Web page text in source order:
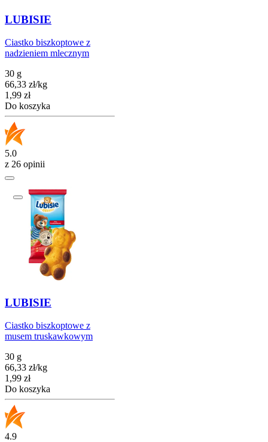
LUBISIE
Ciastko biszkoptowe z
nadzieniem mlecznym
30 g
66,33 zł/kg
Cena
1,99 zł
Do koszyka
5.0
z 26 opinii
LUBISIE
Ciastko biszkoptowe z
musem truskawkowym
30 g
66,33 zł/kg
Cena
1,99 zł
Do koszyka
4.9